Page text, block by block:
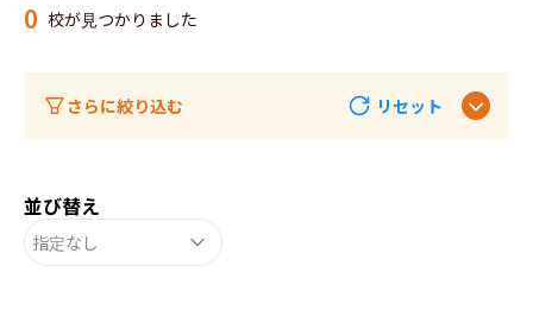
0 校が見つかりました
さらに絞り込む リセット
並び替え
指定なし